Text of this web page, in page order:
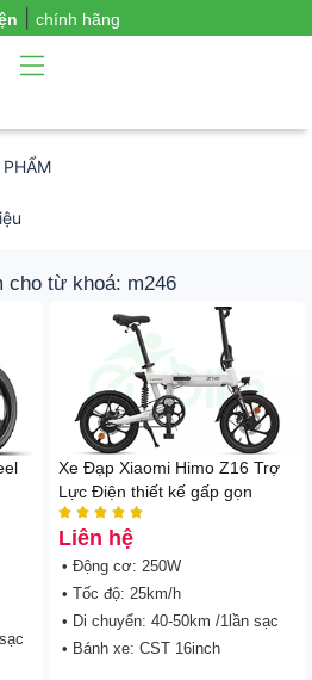
chính hãng
cho từ khoá: m246
Xe Đạp Xiaomi Himo Z16 Trợ
Lực Điện thiết kế gấp gọn
    
Liên hệ
• Động cơ: 250W
• Tốc độ: 25km/h
• Di chuyển: 40-50km /1lần sạc
• Bánh xe: CST 16inch